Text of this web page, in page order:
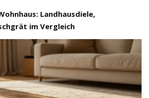
Landhausdiele,
im Vergleich